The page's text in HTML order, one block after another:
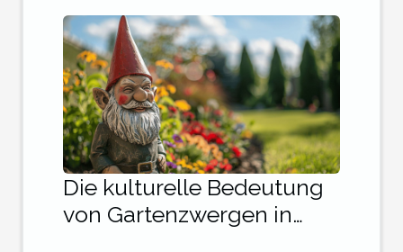
Die kulturelle Bedeutung
von Gartenzwergen in